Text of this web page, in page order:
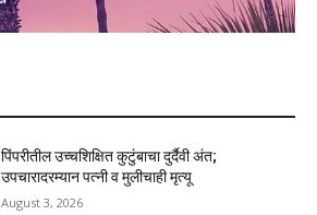
पिंपरीतील उच्चशिक्षित कुटुंबाचा दुर्दैवी अंत;
उपचारादरम्यान पत्नी व मुलीचाही मृत्यू
August 3, 2026